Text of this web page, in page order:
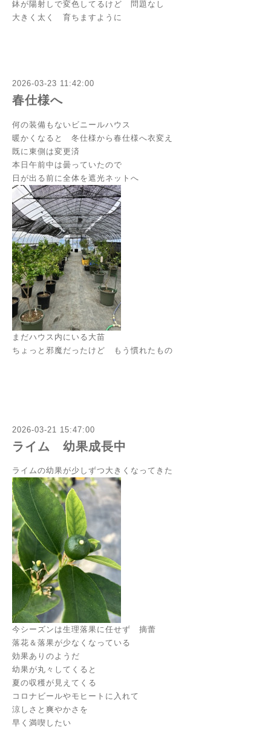
鉢が陽射しで変色してるけど 問題なし
大きく太く 育ちますように
2026-03-23 11:42:00
春仕様へ
何の装備もないビニールハウス
暖かくなると 冬仕様から春仕様へ衣変え
既に東側は変更済
本日午前中は曇っていたので
日が出る前に全体を遮光ネットへ
まだハウス内にいる大苗
ちょっと邪魔だったけど もう慣れたもの
2026-03-21 15:47:00
ライム 幼果成長中
ライムの幼果が少しずつ大きくなってきた
今シーズンは生理落果に任せず 摘蕾
落花＆落果が少なくなっている
効果ありのようだ
幼果が丸々してくると
夏の収穫が見えてくる
コロナビールやモヒートに入れて
涼しさと爽やかさを
早く満喫したい